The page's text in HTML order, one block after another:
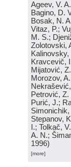
Ageev, V.
Bagino, D.
Bosak, N.
Vitaz, P.;
M. S.;
Zolotovski,
Kravcevič,
Mijatović,
Morozov,
Petrović,
Purić, J.;
Stepanov,
I.; Tolkač,
A. N.;
1996)
[more]